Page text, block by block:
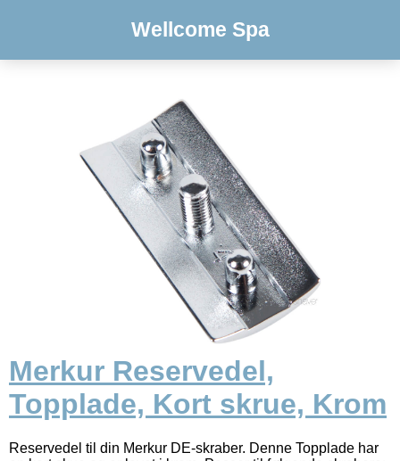
Wellcome Spa
Merkur Reservedel,
Topplade, Kort skrue, Krom
Reservedel til din Merkur DE-skraber. Denne Topplade har